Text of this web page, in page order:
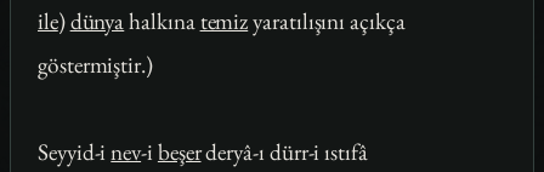
ile)dünyahalkına temizyaratılışını açıkça
göstermiştir.)
Seyyid-inev-i beşerderyâ-ı dürr-i ıstıfâ